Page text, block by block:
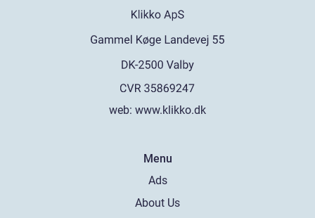
web: www.klikko.dk
Menu
Ads
About Us